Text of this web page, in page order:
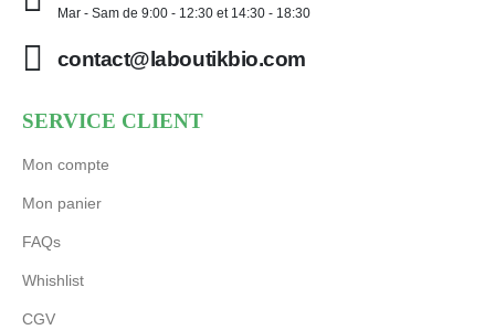
Mar - Sam de 9:00 - 12:30 et 14:30 - 18:30
contact@laboutikbio.com
SERVICE CLIENT
Mon compte
Mon panier
FAQs
Whishlist
CGV